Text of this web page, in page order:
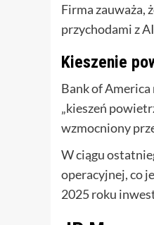
Firma zauważa,
przychodami z
Kieszenie
Bank of
„kieszeń
wzmocniony
W ciągu
operacyjnej, co
2025 roku